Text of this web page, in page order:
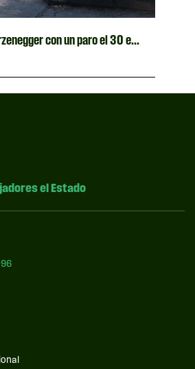
con un paro el 30 e...
el Estado